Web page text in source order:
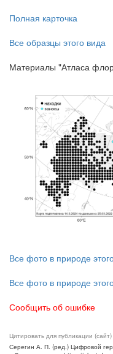
Полная карточка
Все образцы этого вида
Материалы "Атласа
Все фото в природе
Все фото в природе
Сообщить об ошибке
Цитировать для публикации (сайт)
Серегин А. П. (ред.) Цифровой